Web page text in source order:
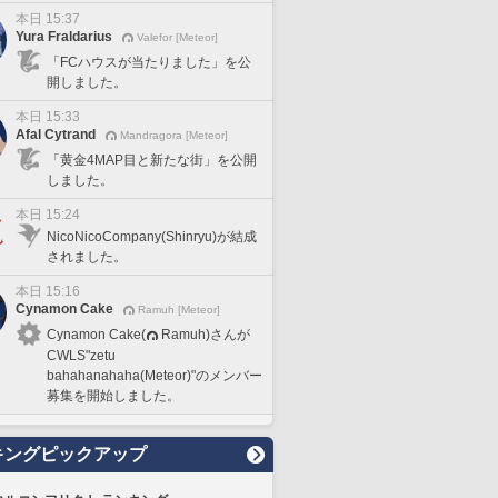
本日 15:37
Yura Fraldarius
Valefor [Meteor]
「FCハウスが当たりました」を公
開しました。
本日 15:33
Afal Cytrand
Mandragora [Meteor]
「黄金4MAP目と新たな街」を公開
しました。
本日 15:24
NicoNicoCompany(Shinryu)が結成
されました。
本日 15:16
Cynamon Cake
Ramuh [Meteor]
Cynamon Cake(
Ramuh)さんが
CWLS"zetu
bahahanahaha(Meteor)"のメンバー
募集を開始しました。
ングピックアップ